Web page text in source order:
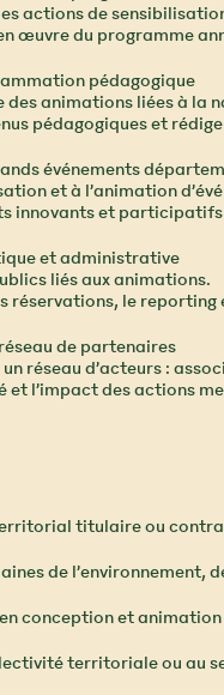
actions de
œuvre du programme
pédagogique
des animations liées à la
pédagogiques et
événements
et à l’animation
innovants et
et administrative
liés aux animations.
réservations, le reporting
de partenaires
réseau d’acteurs :
l’impact des actions
titulaire ou
de l’environnement,
conception et
territoriale ou au